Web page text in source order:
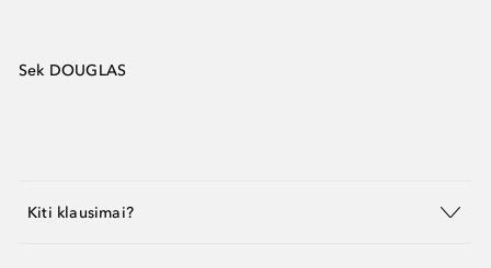
Sek DOUGLAS
Kiti klausimai?